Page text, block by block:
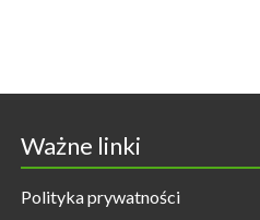
Ważne linki
Polityka prywatności